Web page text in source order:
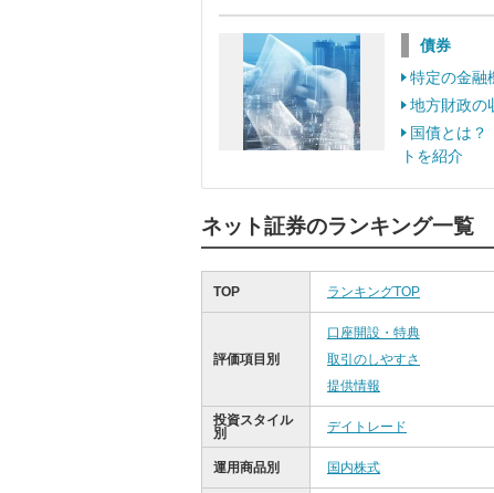
債券
特定の金融
地方財政の
国債とは
トを紹介
ネット証券のランキング一覧
TOP ランキングTOP
評価項目別
口座開設・特典
取引のしやすさ
提供情報
投資スタイル
別
デイトレード
運用商品別 国内株式